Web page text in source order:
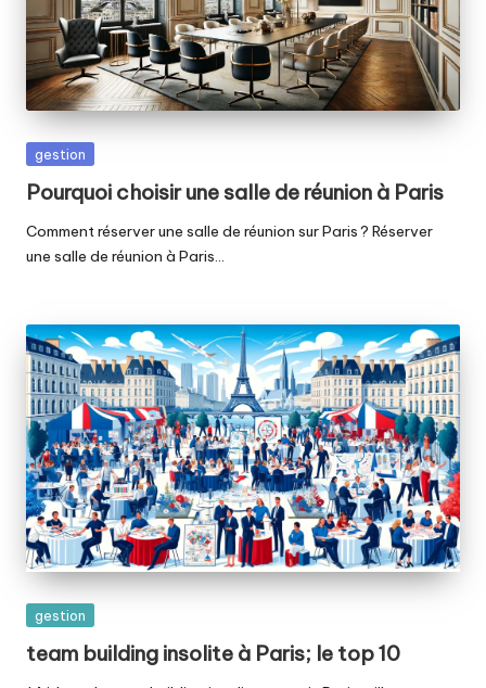
Posted
gestion
Pourquoi choisir une salle de réunion à Paris
Comment réserver une salle de réunion sur Paris ? Réserver
une salle de réunion à Paris…
Posted
gestion
team building insolite à Paris; le top 10